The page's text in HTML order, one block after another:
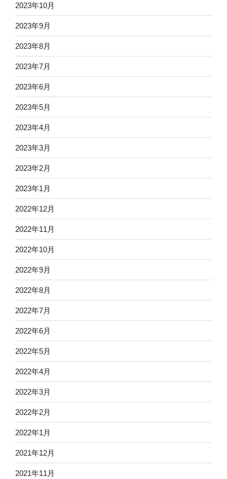
2023年10月
2023年9月
2023年8月
2023年7月
2023年6月
2023年5月
2023年4月
2023年3月
2023年2月
2023年1月
2022年12月
2022年11月
2022年10月
2022年9月
2022年8月
2022年7月
2022年6月
2022年5月
2022年4月
2022年3月
2022年2月
2022年1月
2021年12月
2021年11月